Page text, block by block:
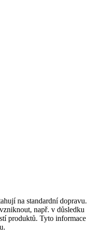
na standardní dopravu.
např. v důsledku
produktů. Tyto informace